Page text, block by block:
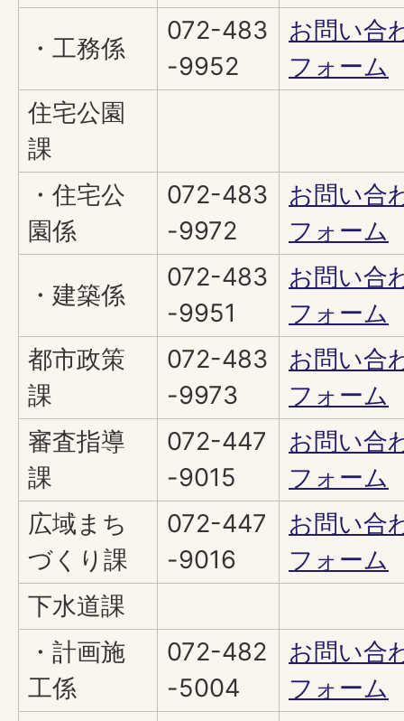
・工務係
072-483
-9952
お問い合
フォーム
住宅公園
課
・住宅公
園係
072-483
-9972
お問い合
フォーム
・建築係
072-483
-9951
お問い合
フォーム
都市政策
課
072-483
-9973
お問い合
フォーム
審査指導
課
072-447
-9015
お問い合
フォーム
広域まち
づくり課
072-447
-9016
お問い合
フォーム
下水道課
・計画施
工係
072-482
-5004
お問い合
フォーム